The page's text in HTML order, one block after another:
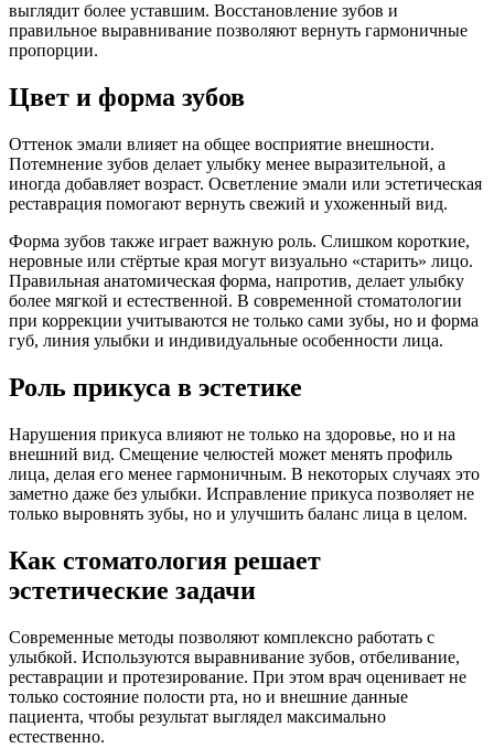
выглядит более уставшим. Восстановление зубов и
правильное выравнивание позволяют вернуть гармоничные
пропорции.
Цвет и форма зубов
Оттенок эмали влияет на общее восприятие внешности.
Потемнение зубов делает улыбку менее выразительной, а
иногда добавляет возраст. Осветление эмали или эстетическая
реставрация помогают вернуть свежий и ухоженный вид.
Форма зубов также играет важную роль. Слишком короткие,
неровные или стёртые края могут визуально «старить» лицо.
Правильная анатомическая форма, напротив, делает улыбку
более мягкой и естественной. В современной стоматологии
при коррекции учитываются не только сами зубы, но и форма
губ, линия улыбки и индивидуальные особенности лица.
Роль прикуса в эстетике
Нарушения прикуса влияют не только на здоровье, но и на
внешний вид. Смещение челюстей может менять профиль
лица, делая его менее гармоничным. В некоторых случаях это
заметно даже без улыбки. Исправление прикуса позволяет не
только выровнять зубы, но и улучшить баланс лица в целом.
Как стоматология решает
эстетические задачи
Современные методы позволяют комплексно работать с
улыбкой. Используются выравнивание зубов, отбеливание,
реставрации и протезирование. При этом врач оценивает не
только состояние полости рта, но и внешние данные
пациента, чтобы результат выглядел максимально
естественно.